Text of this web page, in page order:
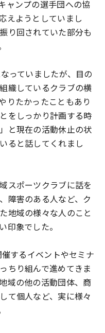
ャンプの選手団への協
えようとしていまし
り回されていた部分も
っていましたが、目の
織しているクラブの横
りたかったこともあり
をしっかり計画する時
と現在の活動休止の状
ると話してくれまし
スポーツクラブに話を
障害のある人など、ク
地域の様々な人のこと
印象でした。
するイベントやセミナ
ちり組んで進めてきま
域の他の活動団体、商
て個人など、実に様々